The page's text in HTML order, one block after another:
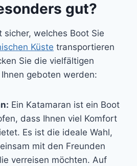
gut?
sicher, welches Boot Sie
Küste transportieren
Sie die vielfältigen
geboten werden:
Ein Katamaran ist ein Boot
dass Ihnen viel Komfort
Es ist die ideale Wahl,
mit den Freunden
verreisen möchten. Auf